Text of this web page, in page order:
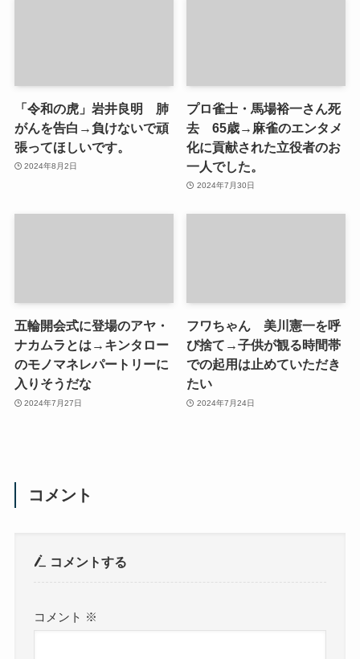
「令和の虎」岩井良明 肺
がんを告白→負けないで頑
張ってほしいです。
2024年8月2日
プロ雀士・馬場裕一さん死
去 65歳→麻雀のエンタメ
化に貢献された立役者のお
一人でした。
2024年7月30日
五輪開会式に登場のアヤ・
ナカムラとは→キンタロー
のモノマネレパートリーに
入りそうだな
2024年7月27日
フワちゃん 美川憲一を呼
び捨て→子供が観る時間帯
での起用は止めていただき
たい
2024年7月24日
コメント
コメントする
コメント ※